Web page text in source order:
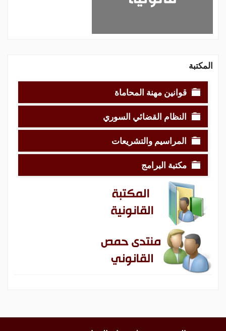
المكتبة
قوانين مهنة المحاماة
النظام القضائي السوري
المراسيم والتشريعات
مكتبة البرامج